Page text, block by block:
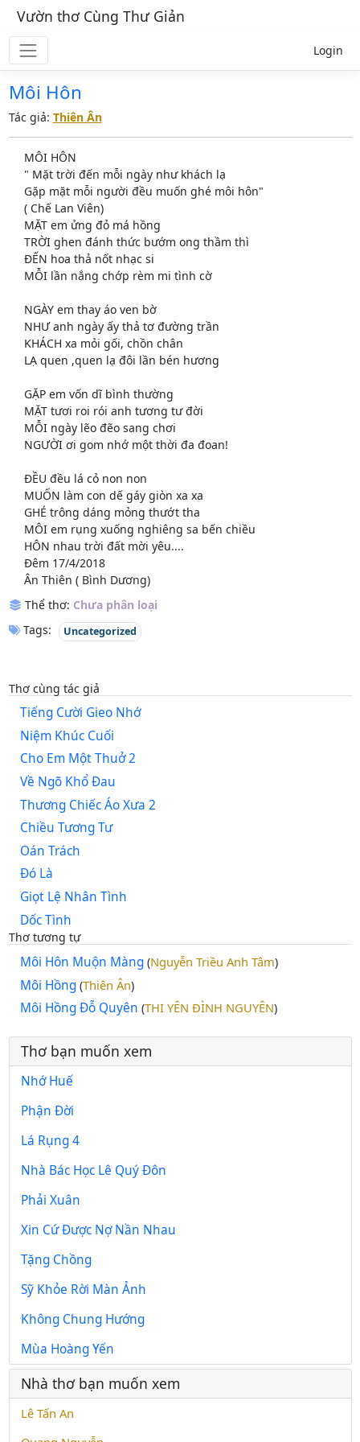
Vườn thơ Cùng Thư Giản
Login
Môi Hôn
Tác giả: Thiên Ân
MÔI HÔN
" Mặt trời đến mỗi ngày như khách lạ
Gặp mặt mỗi người đều muốn ghé môi hôn"
( Chế Lan Viên)
MẶT em ửng đỏ má hồng
TRỜI ghen đánh thức bướm ong thầm thì
ĐẾN hoa thả nốt nhạc si
MỖI lần nắng chớp rèm mi tình cờ
NGÀY em thay áo ven bờ
NHƯ anh ngày ấy thả tơ đường trần
KHÁCH xa mỏi gối, chồn chân
LẠ quen ,quen lạ đôi lần bén hương
GẶP em vốn dĩ bình thường
MẶT tươi roi rói anh tương tư đời
MỖI ngày lẽo đẽo sang chơi
NGƯỜI ơi gom nhớ một thời đa đoan!
ĐỀU đều lá cỏ non non
MUỐN làm con dế gáy giòn xa xa
GHÉ trông dáng mỏng thướt tha
MÔI em rụng xuống nghiêng sa bến chiều
HÔN nhau trời đất mời yêu....
Đêm 17/4/2018
Ân Thiên ( Bình Dương)
Thể thơ: Chưa phân loại
Tags:
Uncategorized
Thơ cùng tác giả
Tiếng Cười Gieo Nhớ
Niệm Khúc Cuối
Cho Em Một Thuở 2
Về Ngõ Khổ Đau
Thương Chiếc Áo Xưa 2
Chiều Tương Tư
Oán Trách
Đó Là
Giọt Lệ Nhân Tình
Dốc Tình
Thơ tương tự
Môi Hôn Muộn Màng(Nguyễn Triều Anh Tâm)
Môi Hồng(Thiên Ân)
Môi Hồng Đỗ Quyên (THI YÊN ĐÌNH NGUYÊN)
Thơ bạn muốn xem
Nhớ Huế
Phận Đời
Lá Rụng 4
Nhà Bác Học Lê Quý Đôn
Phải Xuân
Xin Cứ Được Nợ Nần Nhau
Tặng Chồng
Sỹ Khỏe Rời Màn Ảnh
Không Chung Hướng
Mùa Hoàng Yến
Nhà thơ bạn muốn xem
Lê Tấn An